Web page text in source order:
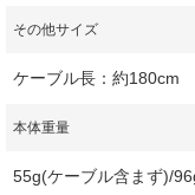
その他サイズ
ケーブル長：約180cm
本体重量
55g(ケーブル含まず)/